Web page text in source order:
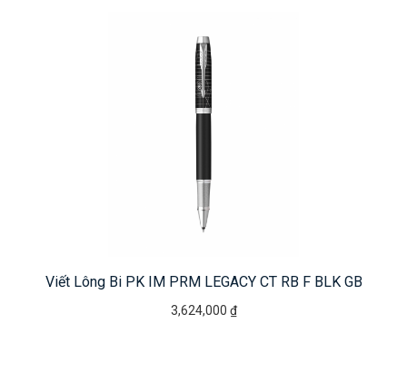
Viết Lông Bi PK IM PRM LEGACY CT RB F BLK GB
3,624,000 ₫